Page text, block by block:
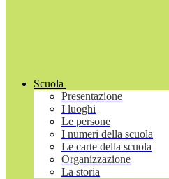
Scuola
Presentazione
I luoghi
Le persone
I numeri della scuola
Le carte della scuola
Organizzazione
La storia